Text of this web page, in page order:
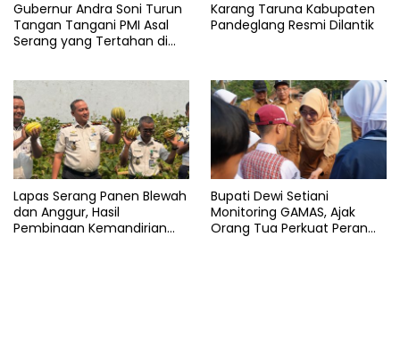
Gubernur Andra Soni Turun
Tangan Tangani PMI Asal
Serang yang Tertahan di
Karang Taruna Kabupaten
Pandeglang Resmi Dilantik
Lapas Serang Panen Blewah
dan Anggur, Hasil
Pembinaan Kemandirian
Bupati Dewi Setiani
Monitoring GAMAS, Ajak
Orang Tua Perkuat Peran